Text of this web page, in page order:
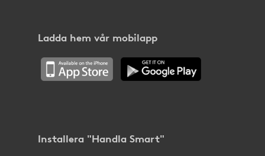
Ladda hem vår mobilapp
Installera "Handla Smart"